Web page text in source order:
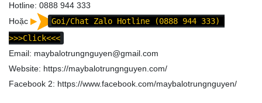
Hotline: 0888 944 333
Hoặc
Goi/Chat Zalo Hotline (0888 944 333)
>>>Click<<<
Email: maybalotrungnguyen@gmail.com
Website: https://maybalotrungnguyen.com/
Facebook 2: https://www.facebook.com/maybalotrungnguyen/